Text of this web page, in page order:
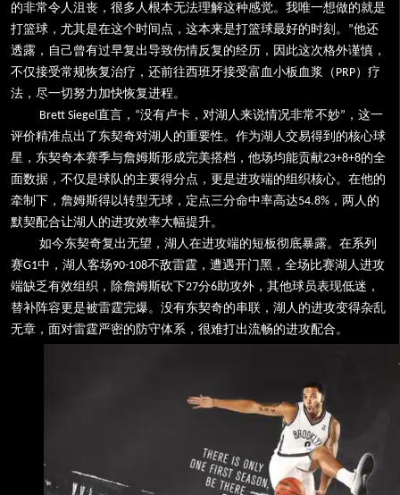
的非常令人沮丧，很多人根本无法理解这种感觉。我唯一想做的就是
打篮球，尤其是在这个时间点，这本来是打篮球最好的时刻。 ”他还
透露，自己曾有过早复出导致伤情反复的经历，因此这次格外谨慎，
不仅接受常规恢复治疗，还前往西班牙接受富血小板血浆（ PRP）疗
法，尽一切努力加快恢复进程。
Brett Siegel直言， “没有卢卡，对湖人来说情况非常不妙” ，这一
评价精准点出了东契奇对湖人的重要性。作为湖人交易得到的核心球
星，东契奇本赛季与詹姆斯形成完美搭档，他场均能贡献23+8+8的全
面数据，不仅是球队的主要得分点，更是进攻端的组织核心。在他的
牵制下，詹姆斯得以转型无球，定点三分命中率高达54.8% ，两人的
默契配合让湖人的进攻效率大幅提升。
如今东契奇复出无望，湖人在进攻端的短板彻底暴露。在系列
赛G1中，湖人客场90-108不敌雷霆，遭遇开门黑，全场比赛湖人进攻
端缺乏有效组织，除詹姆斯砍下27分6助攻外，其他球员表现低迷，
替补阵容更是被雷霆完爆。没有东契奇的串联，湖人的进攻变得杂乱
无章，面对雷霆严密的防守体系，很难打出流畅的进攻配合。